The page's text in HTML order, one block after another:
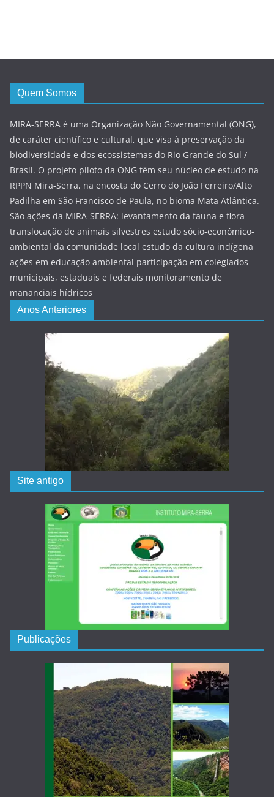
Quem Somos
MIRA-SERRA é uma Organização Não Governamental (ONG),
de caráter científico e cultural, que visa à preservação da
biodiversidade e dos ecossistemas do Rio Grande do Sul /
Brasil. O projeto piloto da ONG têm seu núcleo de estudo na
RPPN Mira-Serra, na encosta do Cerro do João Ferreiro/Alto
Padilha em São Francisco de Paula, no bioma Mata Atlântica.
São ações da MIRA-SERRA: levantamento da fauna e flora
translocação de animais silvestres estudo sócio-econômico-
ambiental da comunidade local estudo da cultura indígena
ações em educação ambiental participação em colegiados
municipais, estaduais e federais monitoramento de
mananciais hídricos
Anos Anteriores
Site antigo
Publicações